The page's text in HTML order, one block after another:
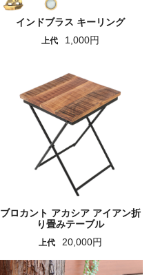
インドブラス キーリング
上代 1,000円
ブロカント アカシア アイアン折
り畳みテーブル
上代 20,000円